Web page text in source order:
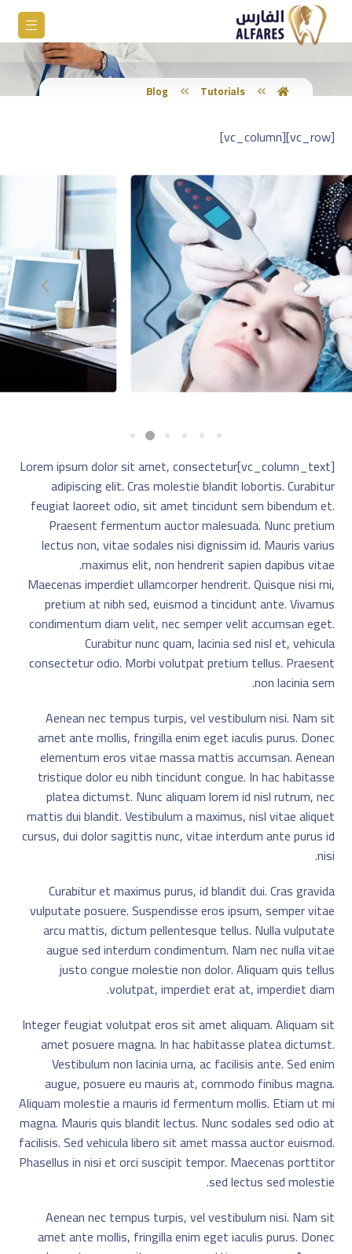
Blog Tutorials
[vc_row][vc_column]
[vc_column_text]Lorem ipsum dolor sit amet, consectetur
adipiscing elit. Cras molestie blandit lobortis. Curabitur
feugiat laoreet odio, sit amet tincidunt sem bibendum et.
Praesent fermentum auctor malesuada. Nunc pretium
lectus non, vitae sodales nisi dignissim id. Mauris varius
maximus elit, non hendrerit sapien dapibus vitae.
Maecenas imperdiet ullamcorper hendrerit. Quisque nisi mi,
pretium at nibh sed, euismod a tincidunt ante. Vivamus
condimentum diam velit, nec semper velit accumsan eget.
Curabitur nunc quam, lacinia sed nisl et, vehicula
consectetur odio. Morbi volutpat pretium tellus. Praesent
non lacinia sem.
Aenean nec tempus turpis, vel vestibulum nisi. Nam sit
amet ante mollis, fringilla enim eget iaculis purus. Donec
elementum eros vitae massa mattis accumsan. Aenean
tristique dolor eu nibh tincidunt congue. In hac habitasse
platea dictumst. Nunc aliquam lorem id nisl rutrum, nec
mattis dui blandit. Vestibulum a maximus, nisl vitae aliquet
cursus, dui dolor sagittis nunc, vitae interdum ante purus id
nisi.
Curabitur et maximus purus, id blandit dui. Cras gravida
vulputate posuere. Suspendisse eros ipsum, semper vitae
arcu mattis, dictum pellentesque tellus. Nulla vulputate
augue sed interdum condimentum. Nam nec nulla vitae
justo congue molestie non dolor. Aliquam quis tellus
volutpat, imperdiet erat at, imperdiet diam.
Integer feugiat volutpat eros sit amet aliquam. Aliquam sit
amet posuere magna. In hac habitasse platea dictumst.
Vestibulum non lacinia urna, ac facilisis ante. Sed enim
augue, posuere eu mauris at, commodo finibus magna.
Aliquam molestie a mauris id fermentum mollis. Etiam ut mi
magna. Mauris quis blandit lectus. Nunc sodales sed odio at
facilisis. Sed vehicula libero sit amet massa auctor euismod.
Phasellus in nisi et orci suscipit tempor. Maecenas porttitor
sed lectus sed molestie.
Aenean nec tempus turpis, vel vestibulum nisi. Nam sit
amet ante mollis, fringilla enim eget iaculis purus. Donec